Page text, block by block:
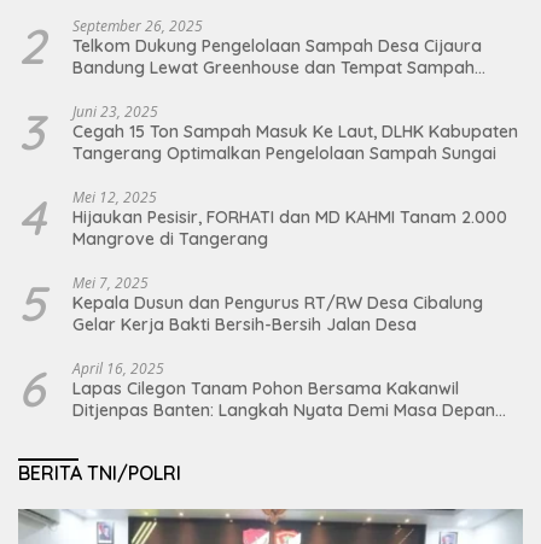
2 September 26, 2025
Telkom Dukung Pengelolaan Sampah Desa Cijaura
Bandung Lewat Greenhouse dan Tempat Sampah
3 Juni 23, 2025
Cegah 15 Ton Sampah Masuk Ke Laut, DLHK Kabupaten
Tangerang Optimalkan Pengelolaan Sampah Sungai
4 Mei 12, 2025
Hijaukan Pesisir, FORHATI dan MD KAHMI Tanam 2.000
Mangrove di Tangerang
5 Mei 7, 2025
Kepala Dusun dan Pengurus RT/RW Desa Cibalung
Gelar Kerja Bakti Bersih-Bersih Jalan Desa
6 April 16, 2025
Lapas Cilegon Tanam Pohon Bersama Kakanwil
Ditjenpas Banten: Langkah Nyata Demi Masa Depan
BERITA TNI/POLRI